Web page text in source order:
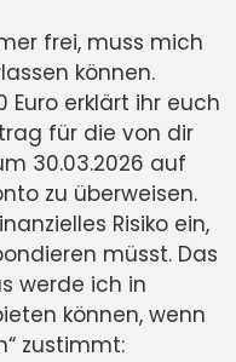
frei, muss mich
können.
Euro erklärt ihr euch
für die von dir
30.03.2026 auf
zu überweisen.
Risiko ein,
müsst. Das
werde ich in
können, wenn
zustimmt: